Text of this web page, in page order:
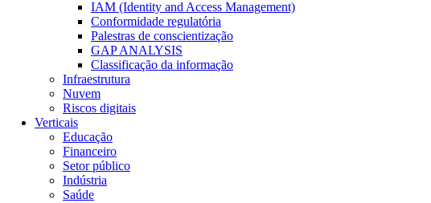
IAM (Identity and Access Management)
Conformidade regulatória
Palestras de conscientização
GAP ANALYSIS
Classificação da informação
Infraestrutura
Nuvem
Riscos digitais
Verticais
Educação
Financeiro
Setor público
Indústria
Saúde